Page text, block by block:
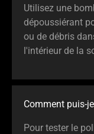
Utilisez une
dépoussiérant
ou de débris
l'intérieur de la
Comment puis-
Pour tester le